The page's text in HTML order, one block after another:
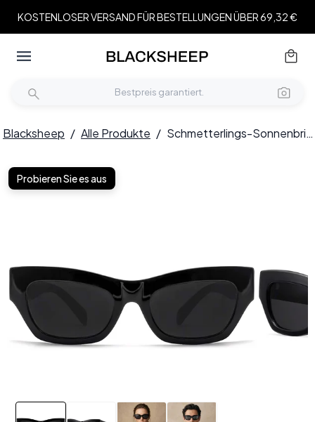
KOSTENLOSER VERSAND FÜR BESTELLUNGEN ÜBER 69,32 €
Blacksheep / Alle Produkte / Schmetterlings-Sonnenbrille aus schwarzem Acetat #BS2607-0001
Probieren Sie es aus